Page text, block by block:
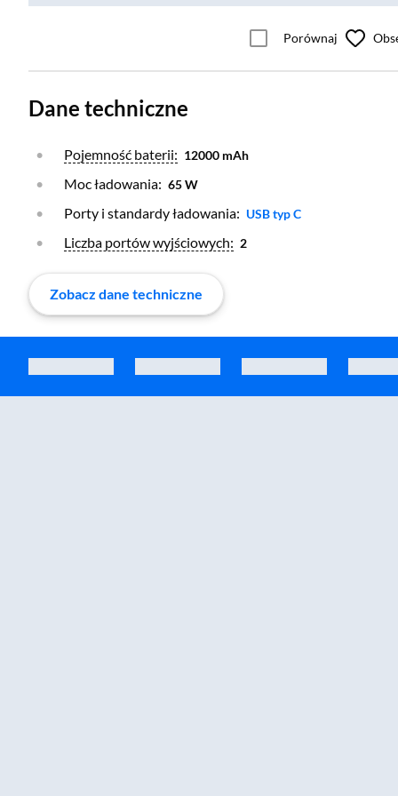
Porównaj
Dane techniczne
Otwórz warstwę
Pojemność baterii: 12000 mAh
Moc ładowania: 65 W
Porty i standardy ładowania: Otwórz warstwę
USB typ C
Otwórz warstwę
Liczba portów wyjściowych: 2
Zobacz dane techniczne